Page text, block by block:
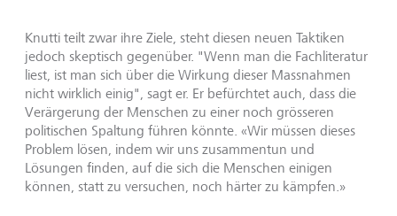
Knutti teilt zwar ihre Ziele, steht diesen neuen Taktiken
jedoch skeptisch gegenüber. "Wenn man die Fachliteratur
liest, ist man sich über die Wirkung dieser Massnahmen
nicht wirklich einig", sagt er. Er befürchtet auch, dass die
Verärgerung der Menschen zu einer noch grösseren
politischen Spaltung führen könnte. «Wir müssen dieses
Problem lösen, indem wir uns zusammentun und
Lösungen finden, auf die sich die Menschen einigen
können, statt zu versuchen, noch härter zu kämpfen.»